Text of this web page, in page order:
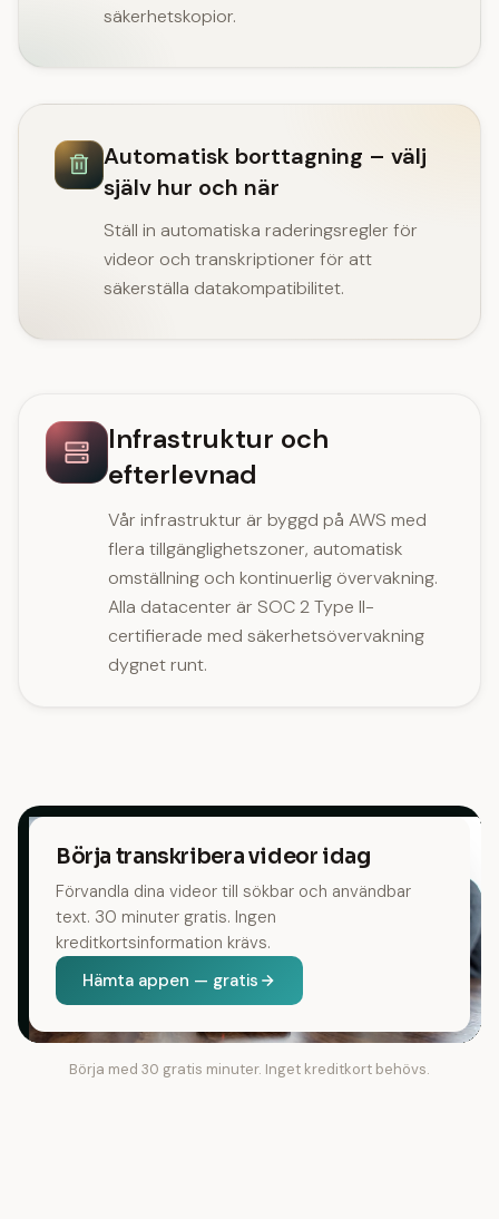
säkerhetskopior.
Automatisk borttagning – välj
själv hur och när
Ställ in automatiska raderingsregler för
videor och transkriptioner för att
säkerställa datakompatibilitet.
Infrastruktur och
efterlevnad
Vår infrastruktur är byggd på AWS med
flera tillgänglighetszoner, automatisk
omställning och kontinuerlig övervakning.
Alla datacenter är SOC 2 Type II-
certifierade med säkerhetsövervakning
dygnet runt.
Börja transkribera videor idag
Förvandla dina videor till sökbar och användbar
text. 30 minuter gratis. Ingen
kreditkortsinformation krävs.
Hämta appen — gratis
Börja med 30 gratis minuter. Inget kreditkort behövs.